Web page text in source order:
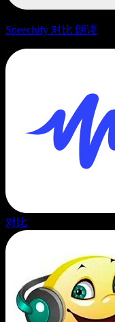
Speechify 对比 朗读
对比